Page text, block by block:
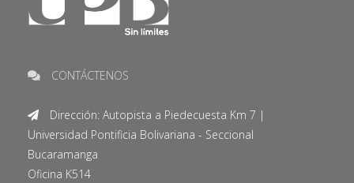
CONTÁCTENOS
Dirección: Autopista a Piedecuesta Km 7 |
Universidad Pontificia Bolivariana - Seccional
Bucaramanga
Oficina K514